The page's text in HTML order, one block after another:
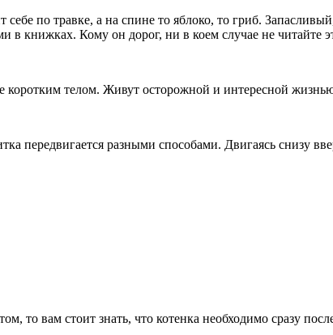
по травке, а на спине то яблоко, то гриб.
книжках. Кому он дорог, ни в коем случае не читайте
коротким телом. Живут осторожной и интересной
передвигается разными способами. Двигаясь снизу
то вам стоит знать, что котенка необходимо сразу